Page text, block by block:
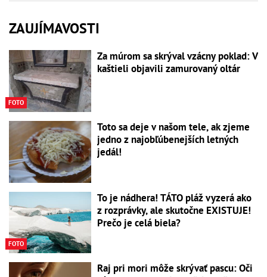
ZAUJÍMAVOSTI
FOTO
Za múrom sa skrýval vzácny poklad: V
kaštieli objavili zamurovaný oltár
Toto sa deje v našom tele, ak zjeme
jedno z najobľúbenejších letných
jedál!
FOTO
To je nádhera! TÁTO pláž vyzerá ako
z rozprávky, ale skutočne EXISTUJE!
Prečo je celá biela?
Raj pri mori môže skrývať pascu: Oči